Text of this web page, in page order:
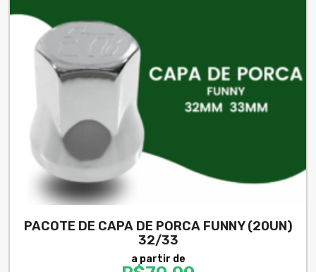
PACOTE DE CAPA DE PORCA FUNNY (20UN)
32/33
a partir de